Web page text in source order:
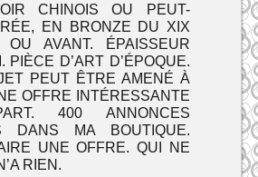
CHINOIS OU PEUT-
EN BRONZE DU XIX
AVANT. ÉPAISSEUR
PIÈCE D’ART D’ÉPOQUE.
PEUT ÊTRE AMENÉ À
OFFRE INTÉRESSANTE
400 ANNONCES
DANS MA BOUTIQUE.
UNE OFFRE. QUI NE
RIEN.